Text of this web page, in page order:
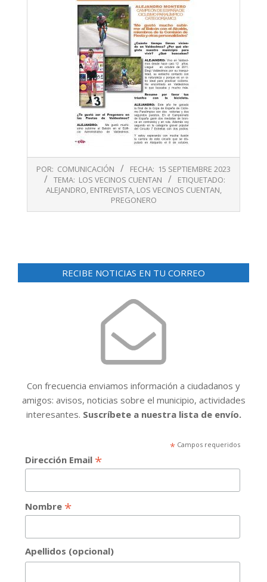
09-
POR: COMUNICACIÓN FECHA: 15 SEPTIEMBRE 2023
TEMA: LOS VECINOS CUENTAN
ETIQUETADO:
ALEJANDRO, ENTREVISTA, LOS VECINOS CUENTAN,
PREGONERO
RECIBE NOTICIAS EN TU CORREO
Con frecuencia enviamos información a ciudadanos y
amigos: avisos, noticias sobre el municipio, actividades
interesantes. Suscríbete a nuestra lista de envío.
*Campos requeridos
Dirección Email *
Nombre *
Apellidos (opcional)